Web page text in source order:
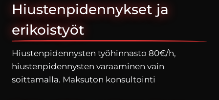
Hiustenpidennykset ja
erikoistyöt
Hiustenpidennysten työhinnasto 80€/h,
hiustenpidennysten varaaminen vain
soittamalla. Maksuton konsultointi